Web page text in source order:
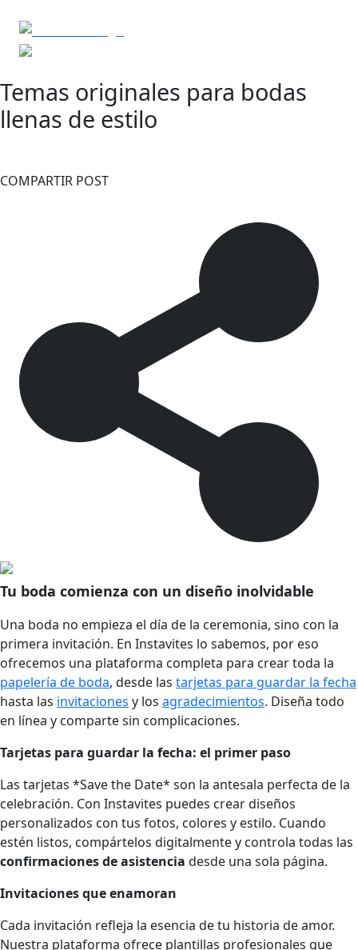
Temas originales para bodas
llenas de estilo
COMPARTIR POST
Tu boda comienza con un diseño inolvidable
Una boda no empieza el día de la ceremonia, sino con la
primera invitación. En Instavites lo sabemos, por eso
ofrecemos una plataforma completa para crear toda la
papelería de boda, desde las tarjetas para guardar la fecha
hasta las invitaciones y los agradecimientos. Diseña todo
en línea y comparte sin complicaciones.
Tarjetas para guardar la fecha: el primer paso
Las tarjetas *Save the Date* son la antesala perfecta de la
celebración. Con Instavites puedes crear diseños
personalizados con tus fotos, colores y estilo. Cuando
estén listos, compártelos digitalmente y controla todas las
confirmaciones de asistencia desde una sola página.
Invitaciones que enamoran
Cada invitación refleja la esencia de tu historia de amor.
Nuestra plataforma ofrece plantillas profesionales que